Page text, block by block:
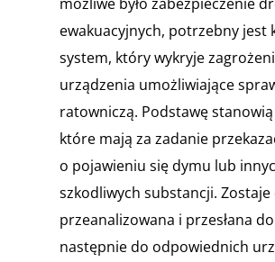
ewakuacyjnych, potrzebny jest
system, który wykryje
urządzenia umożliwiające
ratowniczą. Podstawę
które mają za zadanie
o pojawieniu się dymu lub
szkodliwych substancji. Zostaje
przeanalizowana i przesłana
następnie do odpowiednich